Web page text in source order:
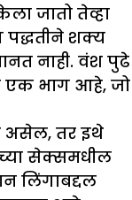
जातो तेव्हा
पद्धतीने शक्य
नाही. वंश पुढे
एक भाग आहे, जो
असेल, तर इथे
सेक्समधील
लिंगाबद्दल